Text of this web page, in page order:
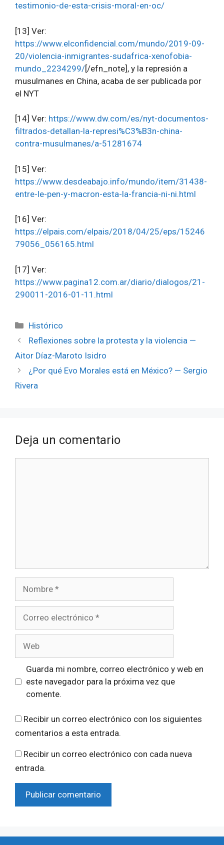
testimonio-de-esta-crisis-moral-en-oc/
[13] Ver:
https://www.elconfidencial.com/mundo/2019-09-
20/violencia-inmigrantes-sudafrica-xenofobia-
mundo_2234299/[/efn_note], y la represión a
musulmanes en China, acaba de ser publicada por
el NYT
[14] Ver: https://www.dw.com/es/nyt-documentos-
filtrados-detallan-la-represi%C3%B3n-china-
contra-musulmanes/a-51281674
[15] Ver:
https://www.desdeabajo.info/mundo/item/31438-
entre-le-pen-y-macron-esta-la-francia-ni-ni.html
[16] Ver:
https://elpais.com/elpais/2018/04/25/eps/15246
79056_056165.html
[17] Ver:
https://www.pagina12.com.ar/diario/dialogos/21-
290011-2016-01-11.html
Categorías
Histórico
Reflexiones sobre la protesta y la violencia —
Aitor Díaz-Maroto Isidro
¿Por qué Evo Morales está en México? — Sergio
Rivera
Deja un comentario
electrónico
Guarda mi nombre, correo electrónico y web en
este navegador para la próxima vez que
comente.
Recibir un correo electrónico con los siguientes
comentarios a esta entrada.
Recibir un correo electrónico con cada nueva
entrada.